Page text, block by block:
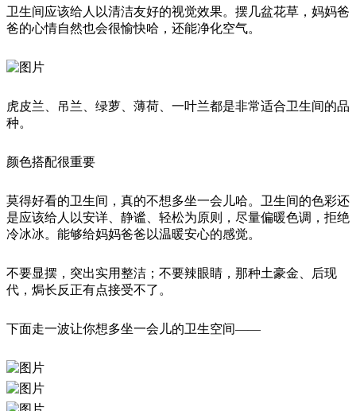
卫生间应该给人以清洁友好的视觉效果。摆几盆花草，妈妈爸
爸的心情自然也会很愉快哈，还能净化空气。
虎皮兰、吊兰、绿萝、薄荷、一叶兰都是非常适合卫生间的品
种。
颜色搭配很重要
莫得好看的卫生间，真的不想多坐一会儿哈。卫生间的色彩还
是应该给人以安详、静谧、轻松为原则，尽量偏暖色调，拒绝
冷冰冰。能够给妈妈爸爸以温暖安心的感觉。
不要显摆，突出实用整洁；不要辣眼睛，那种土豪金、后现
代，焗长反正有点接受不了。
下面走一波让你想多坐一会儿的卫生空间——